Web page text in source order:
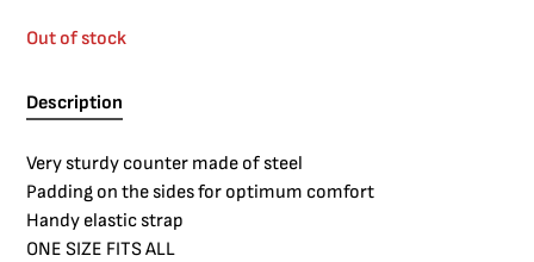
Out of stock
Description
Very sturdy counter made of steel
Padding on the sides for optimum comfort
Handy elastic strap
ONE SIZE FITS ALL